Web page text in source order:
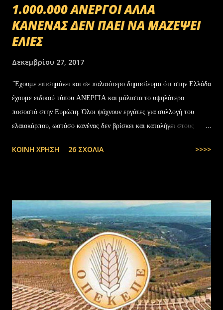
1.000.000 ΑΝΕΡΓΟΙ ΑΛΛΑ
ΚΑΝΕΝΑΣ ΔΕΝ ΠΑΕΙ ΝΑ ΜΑΖΕΨΕΙ
ΕΛΙΕΣ
Δεκεμβρίου 27, 2017
΄Έχουμε επισημάνει και σε παλαιότερο δημοσίευμα ότι στην Ελλάδα
έχουμε ειδικού τύπου ΑΝΕΡΓΙΑ και μάλιστα το υψηλότερο
ποσοστό στην Ευρώπη. Όλοι ψάχνουν εργάτες για συλλογή του
ελαιοκάρπου, ωστόσο κανένας δεν βρίσκει και καταλήγει στους
στην Ελλάδα, πάλι δεν μας φτάνουν. Στην Ελλάδα του 1.000.000
ΚΟΙΝΉ ΧΡΉΣΗ 26 ΣΧΌΛΙΑ >>>>